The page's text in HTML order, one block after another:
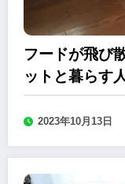
フードが飛び
ットと暮らす
コードレス」
2023年10月13日